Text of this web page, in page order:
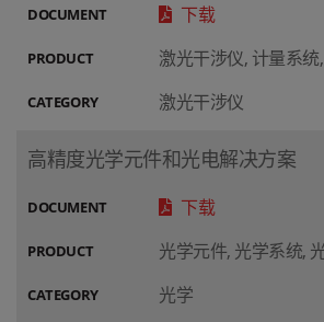
DOCUMENT 下载
PRODUCT 激光干涉仪, 计量系
CATEGORY 激光干涉仪
高精度光学元件和光电解决方案
DOCUMENT 下载
PRODUCT 光学元件, 光学系统,
CATEGORY 光学